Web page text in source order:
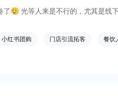
😮‍💨 光等人来是不行的，尤其是线
小红书团购 门店引流拓客 餐饮